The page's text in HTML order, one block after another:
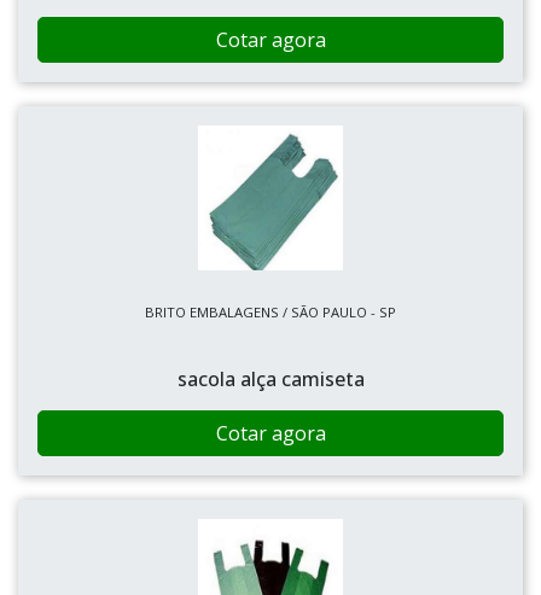
Cotar agora
BRITO EMBALAGENS / SÃO PAULO - SP
sacola alça camiseta
Cotar agora